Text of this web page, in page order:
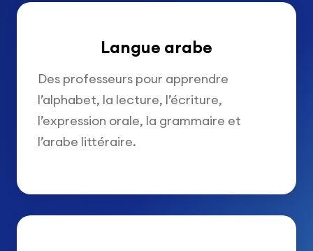
Langue arabe
Des professeurs pour apprendre
l’alphabet, la lecture, l’écriture,
l’expression orale, la grammaire et
l’arabe littéraire.